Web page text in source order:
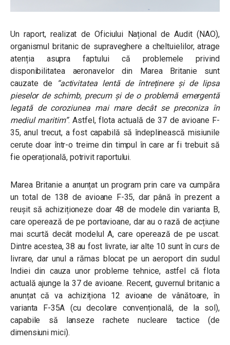
Un raport, realizat de Oficiului Național de Audit (NAO),
organismul britanic de supraveghere a cheltuielilor, atrage
atenția asupra faptului că problemele privind
disponibilitatea aeronavelor din Marea Britanie sunt
cauzate de
“activitatea lentă de întreținere și de lipsa
pieselor de schimb, precum și de o problemă emergentă
legată de coroziunea mai mare decât se preconiza în
mediul maritim”. Astfel, flota actuală de 37 de avioane F-
35, anul trecut, a fost capabilă să îndeplinească misiunile
cerute doar într-o treime din timpul în care ar fi trebuit să
fie operațională, potrivit raportului.
Marea Britanie a anunțat un program prin care va cumpăra
un total de 138 de avioane F-35, dar până în prezent a
reușit să achiziționeze doar 48 de modele din varianta B,
care operează de pe portavioane, dar au o rază de acțiune
mai scurtă decât modelul A, care operează de pe uscat.
Dintre acestea, 38 au fost livrate, iar alte 10 sunt în curs de
livrare, dar unul a rămas blocat pe un aeroport din sudul
Indiei din cauza unor probleme tehnice, astfel că flota
actuală ajunge la 37 de avioane. Recent, guvernul britanic a
anunțat că va achiziționa 12 avioane de vânătoare, în
varianta F-35A (cu decolare convențională, de la sol),
capabile să lanseze rachete nucleare tactice (de
dimensiuni mici).